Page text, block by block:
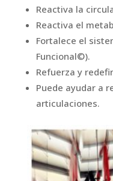
Reactiva la
Reactiva el
Fortalece el
Funcional©).
Refuerza y
Puede ayudar a
articulaciones.